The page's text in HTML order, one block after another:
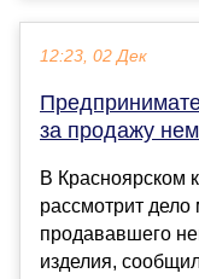
12:23, 02 Дек
за продажу
В Красноярском
рассмотрит дело
продававшего
изделия,